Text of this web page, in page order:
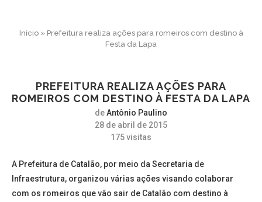
Início» Prefeitura realiza ações para romeiros com destino à
Festa da Lapa
PREFEITURA REALIZA AÇÕES PARA
ROMEIROS COM DESTINO À FESTA DA LAPA
deAntônio Paulino
28 de abril de 2015
175visitas
A Prefeitura de Catalão, por meio da Secretaria de
Infraestrutura, organizou várias ações visando colaborar
com os romeiros que vão sair de Catalão com destino à